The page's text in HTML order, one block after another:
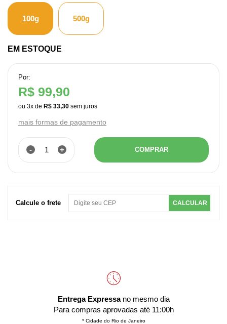
100g 500g
EM ESTOQUE
Por:
R$ 99,90
ou 3x de R$ 33,30
mais formas de pagamento
- + COMPRAR
Calcule o frete CALCULAR
Entrega Expressano mesmo dia
Para compras aprovadas até 11:00h
* Cidade do Rio de Janeiro